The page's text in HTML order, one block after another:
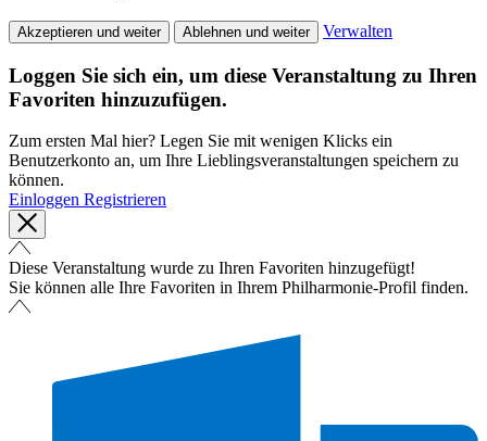
Akzeptieren und weiter Ablehnen und weiter Verwalten
Loggen Sie sich ein, um diese Veranstaltung zu Ihren
Favoriten hinzuzufügen.
Zum ersten Mal hier? Legen Sie mit wenigen Klicks ein
Benutzerkonto an, um Ihre Lieblingsveranstaltungen speichern zu
können.
Einloggen Registrieren
Diese Veranstaltung wurde zu Ihren Favoriten hinzugefügt!
Sie können alle Ihre Favoriten in Ihrem Philharmonie-Profil finden.